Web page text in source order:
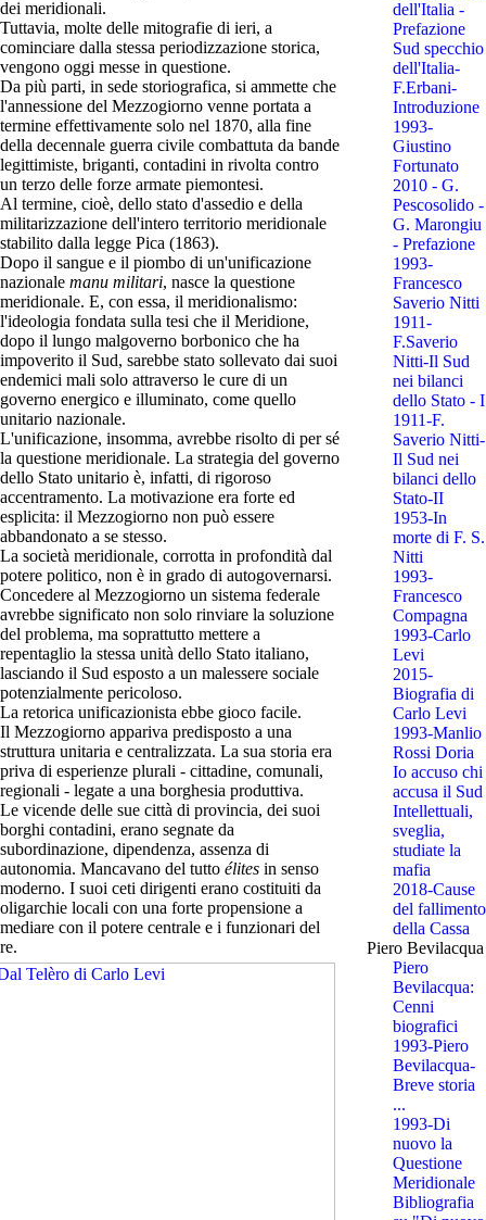
dei meridionali.
Tuttavia, molte delle mitografie di ieri, a
cominciare dalla stessa periodizzazione storica,
vengono oggi messe in questione.
Da più parti, in sede storiografica, si ammette che
l'annessione del Mezzogiorno venne portata a
termine effettivamente solo nel 1870, alla fine
della decennale guerra civile combattuta da bande
legittimiste, briganti, contadini in rivolta contro
un terzo delle forze armate piemontesi.
Al termine, cioè, dello stato d'assedio e della
militarizzazione dell'intero territorio meridionale
stabilito dalla legge Pica (1863).
Dopo il sangue e il piombo di un'unificazione
nazionale manu militari, nasce la questione
meridionale. E, con essa, il meridionalismo:
l'ideologia fondata sulla tesi che il Meridione,
dopo il lungo malgoverno borbonico che ha
impoverito il Sud, sarebbe stato sollevato dai suoi
endemici mali solo attraverso le cure di un
governo energico e illuminato, come quello
unitario nazionale.
L'unificazione, insomma, avrebbe risolto di per sé
la questione meridionale. La strategia del governo
dello Stato unitario è, infatti, di rigoroso
accentramento. La motivazione era forte ed
esplicita: il Mezzogiorno non può essere
abbandonato a se stesso.
La società meridionale, corrotta in profondità dal
potere politico, non è in grado di autogovernarsi.
Concedere al Mezzogiorno un sistema federale
avrebbe significato non solo rinviare la soluzione
del problema, ma soprattutto mettere a
repentaglio la stessa unità dello Stato italiano,
lasciando il Sud esposto a un malessere sociale
potenzialmente pericoloso.
La retorica unificazionista ebbe gioco facile.
Il Mezzogiorno appariva predisposto a una
struttura unitaria e centralizzata. La sua storia era
priva di esperienze plurali - cittadine, comunali,
regionali - legate a una borghesia produttiva.
Le vicende delle sue città di provincia, dei suoi
borghi contadini, erano segnate da
subordinazione, dipendenza, assenza di
autonomia. Mancavano del tutto élites in senso
moderno. I suoi ceti dirigenti erano costituiti da
oligarchie locali con una forte propensione a
mediare con il potere centrale e i funzionari del
re.
dell'Italia -
Prefazione
Sud specchio
dell'Italia-
F.Erbani-
Introduzione
1993-
Giustino
Fortunato
2010 - G.
Pescosolido -
G. Marongiu
- Prefazione
1993-
Francesco
Saverio Nitti
1911-
F.Saverio
Nitti-Il Sud
nei bilanci
dello Stato - I
1911-F.
Saverio Nitti-
Il Sud nei
bilanci dello
Stato-II
1953-In
morte di F. S.
Nitti
1993-
Francesco
Compagna
1993-Carlo
Levi
2015-
Biografia di
Carlo Levi
1993-Manlio
Rossi Doria
Io accuso chi
accusa il Sud
Intellettuali,
sveglia,
studiate la
mafia
2018-Cause
del fallimento
della Cassa
Piero Bevilacqua
Piero
Bevilacqua:
Cenni
biografici
1993-Piero
Bevilacqua-
Breve storia
...
1993-Di
nuovo la
Questione
Meridionale
Bibliografia